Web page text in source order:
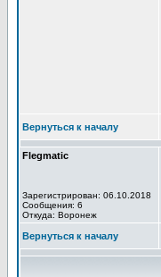
Вернуться к началу
Flegmatic
Зарегистрирован: 06.10.2018
Сообщения: 6
Откуда: Воронеж
Вернуться к началу